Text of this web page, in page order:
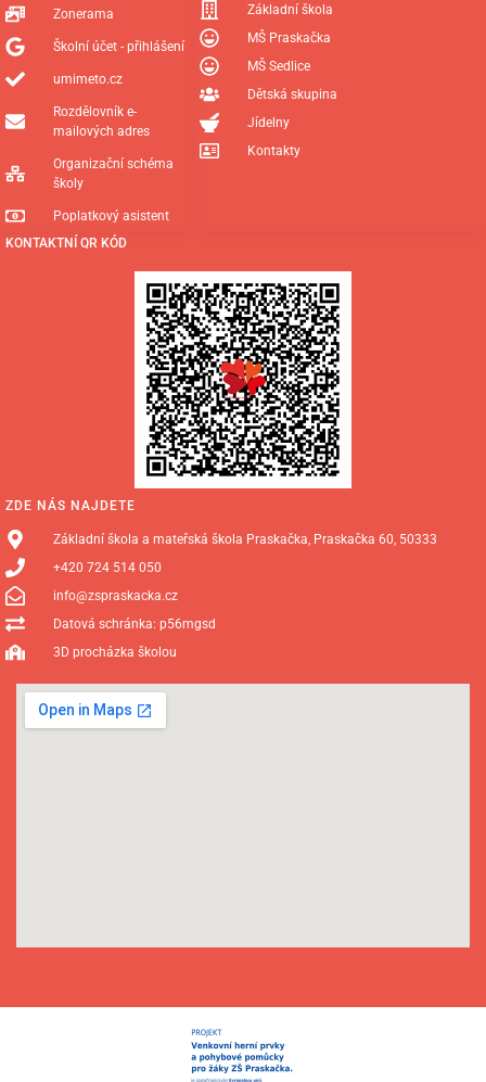
ZDE NÁS NAJDETE
Základní škola a mateřská škola Praskačka, Praskačka 60, 50333
+420 724 514 050
info@zspraskacka.cz
Datová schránka: p56mgsd
3D procházka školou
KONTAKTNÍ QR KÓD
Základní škola
MŠ Praskačka
MŠ Sedlice
Dětská skupina
Jídelny
Kontakty
Zonerama
Školní účet - přihlášení
umimeto.cz
Rozdělovník e-
mailových adres
Organizační schéma
školy
Poplatkový asistent